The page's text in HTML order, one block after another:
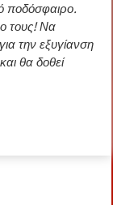
ποδόσφαιρο.
τους! Να
την εξυγίανση
θα δοθεί